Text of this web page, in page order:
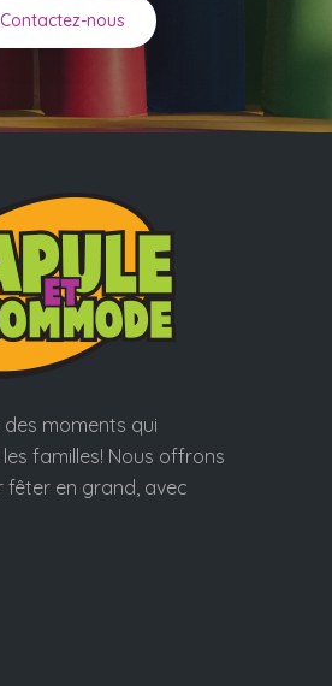
Contactez-nous
moments qui
familles! Nous offrons
fêter en grand, avec